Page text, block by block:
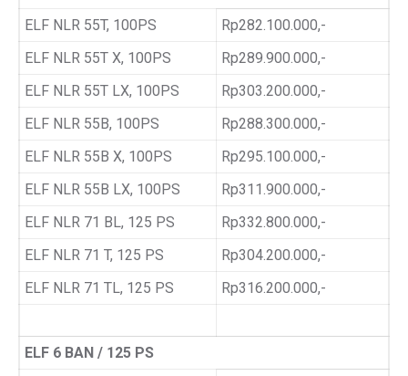
ELF NLR 55T, 100PS
Rp282.100.000,-
ELF NLR 55T X, 100PS
Rp289.900.000,-
ELF NLR 55T LX, 100PS
Rp303.200.000,-
ELF NLR 55B, 100PS
Rp288.300.000,-
ELF NLR 55B X, 100PS
Rp295.100.000,-
ELF NLR 55B LX, 100PS
Rp311.900.000,-
ELF NLR 71 BL, 125 PS
Rp332.800.000,-
ELF NLR 71 T, 125 PS
Rp304.200.000,-
ELF NLR 71 TL, 125 PS
Rp316.200.000,-
ELF 6 BAN / 125 PS